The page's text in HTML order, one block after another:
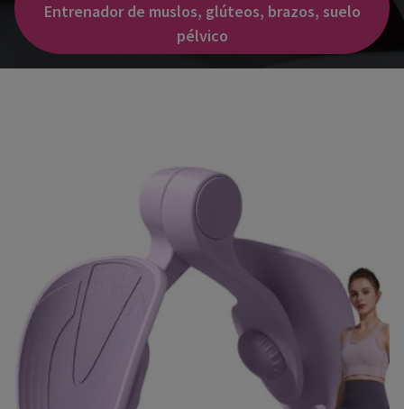
Entrenador de muslos, glúteos, brazos, suelo
pélvico